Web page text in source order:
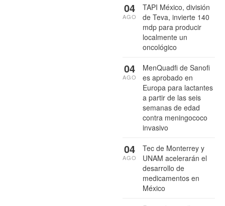
TAPI México, división
de Teva, invierte 140
mdp para producir
localmente un
oncológico
04
AGO
MenQuadfi de Sanofi
es aprobado en
Europa para lactantes
a partir de las seis
semanas de edad
contra meningococo
invasivo
04
AGO
Tec de Monterrey y
UNAM acelerarán el
desarrollo de
medicamentos en
México
04
AGO